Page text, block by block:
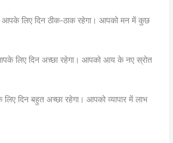
लिए दिन ठीक-ठाक रहेगा। आपको मन में कुछ
लिए दिन अच्छा रहेगा। आपको आय के नए स्रोत
दिन बहुत अच्छा रहेगा। आपको व्यापार में लाभ